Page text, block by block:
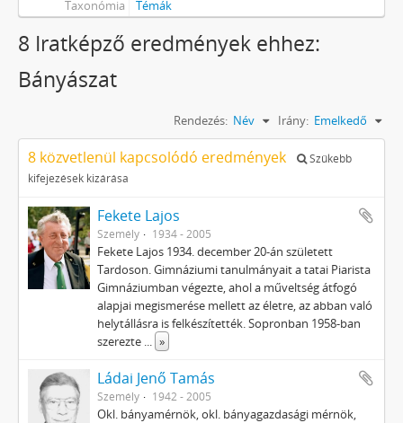
Taxonómia Témák
8 Iratképző eredmények ehhez:
Bányászat
Rendezés: Név Irány: Emelkedő
8 közvetlenül kapcsolódó eredmények
Szűkebb
kifejezések kizárása
Fekete Lajos
Személy 1934 - 2005
Fekete Lajos 1934. december 20-án született
Tardoson. Gimnáziumi tanulmányait a tatai Piarista
Gimnáziumban végezte, ahol a műveltség átfogó
alapjai megismerése mellett az életre, az abban való
helytállásra is felkészítették. Sopronban 1958-ban
szerezte ... »
Ládai Jenő Tamás
Személy 1942 - 2005
Okl. bányamérnök, okl. bányagazdasági mérnök,